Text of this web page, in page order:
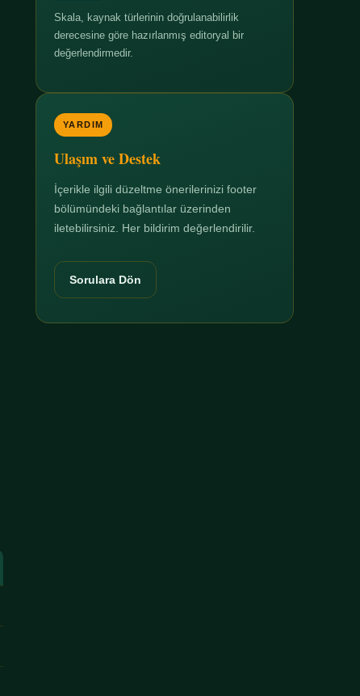
Skala, kaynak türlerinin doğrulanabilirlik
derecesine göre hazırlanmış editoryal bir
değerlendirmedir.
YARDIM
Ulaşım ve Destek
İçerikle ilgili düzeltme önerilerinizi footer
bölümündeki bağlantılar üzerinden
iletebilirsiniz. Her bildirim değerlendirilir.
Sorulara Dön